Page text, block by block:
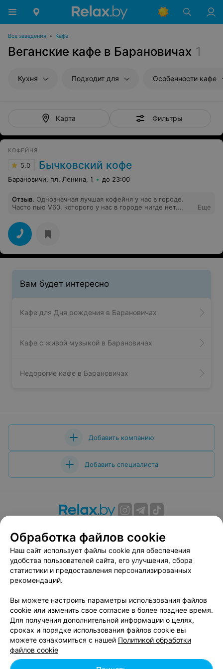
Все заведения • Кафе
Веганские кафе в Барановичах 1
Кухня Подходит для Особенности кафе
Карта Фильтры
КОФЕЙНЯ
5.0 Бычковский кофе
Барановичи, пл. Ленина, 1 до 23:00
Отзыв. Однозначная лучшая кофейня у нас в городе.
Часто пью V60, которого у нас в городе нигде нет.
Еще
Вам будет интересно
Кафе для Дня рождения в Барановичах
Кафе с живой музыкой в Барановичах
Недорогие кафе в Барановичах
Добавить компанию
Добавить специалиста
Вакансии
Публичный договор
Способы оплаты
Публичный договор по использованию сервиса
«Афиша»
Пользовательское соглашение
Связаться по вопросам сотрудничества
Написать руководителю relax.by
Персональные настройки cookie
Обработка персональных данных
Обработка файлов cookie
Наш сайт использует файлы cookie для обеспечения
удобства пользователей сайта, его улучшения, сбора
статистики и предоставления персонализированных
рекомендаций.
Вы можете настроить параметры использования файлов
cookie или изменить свое согласие в более позднее время.
Для получения дополнительной информации о целях,
сроках и порядке использования файлов cookie вы
можете ознакомиться с нашей Политикой обработки
файлов cookie